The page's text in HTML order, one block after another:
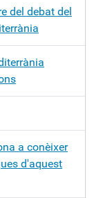
del debat del
a conèixer
d'aquest